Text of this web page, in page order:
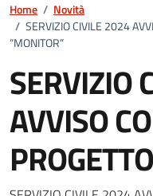
Home / Novità
/ SERVIZIO CIVILE 2024
“MONITOR”
SERVIZIO
AVVISO